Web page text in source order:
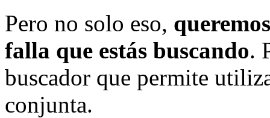
Pero no solo eso,
falla que estás buscando.
buscador que permite
conjunta.